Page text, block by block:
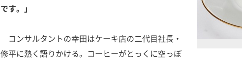
です。」
コンサルタントの幸田はケーキ店の二代目社長・
修平に熱く語りかける。コーヒーがとっくに空っぽ